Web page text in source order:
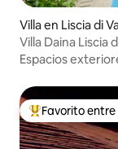
Villa en Liscia di
Villa Daina Liscia
Espacios
De los mejores
Favorito